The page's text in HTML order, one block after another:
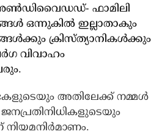
അണ്‍ഡിവൈഡഡ്- ഫാമിലി
ഒന്നുകില്‍ ഇല്ലാതാകും
ക്രിസ്ത്യാനികള്‍ക്കും
വിവാഹം
അതിലേക്ക് നമ്മള്‍